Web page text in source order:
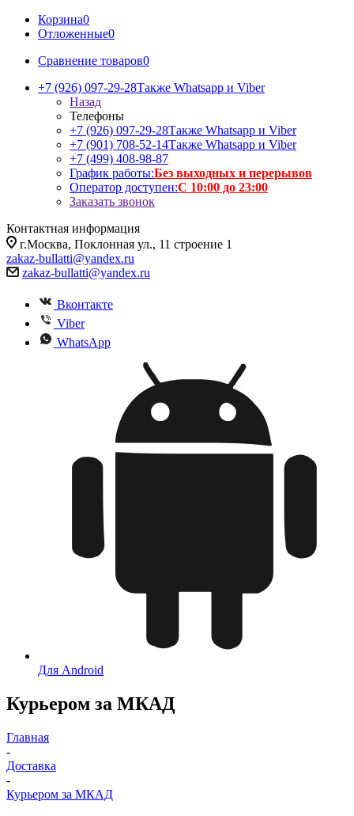
Корзина0
Отложенные0
Сравнение товаров0
+7 (926) 097-29-28Также Whatsapp и Viber
Назад
Телефоны
+7 (926) 097-29-28Также Whatsapp и Viber
+7 (901) 708-52-14Также Whatsapp и Viber
+7 (499) 408-98-87
График работы:Без выходных и перерывов
Оператор доступен:С 10:00 до 23:00
Заказать звонок
Контактная информация
г.Москва, Поклонная ул., 11 строение 1
zakaz-bullatti@yandex.ru
zakaz-bullatti@yandex.ru
Вконтакте
Viber
WhatsApp
Для Android
Курьером за МКАД
Главная
-
Доставка
-
Курьером за МКАД